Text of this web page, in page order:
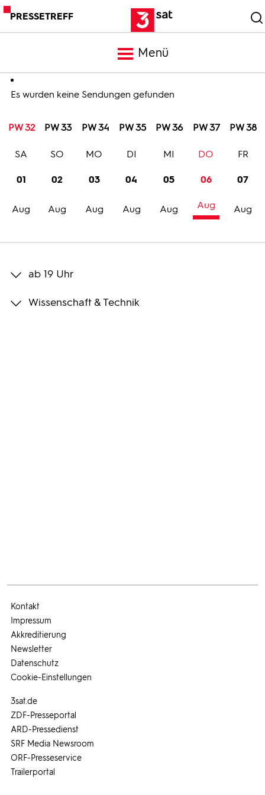
PRESSETREFF
Menü
Meldungen
Programm
Trailer
Bilder
Es wurden keine Sendungen gefunden
PW 32 PW 33 PW 34 PW 35 PW 36 PW 37 PW 38
01
Aug
SA
02
Aug
SO
03
Aug
MO
04
Aug
DI
05
Aug
MI
06
Aug
DO
07
Aug
FR
ab 19 Uhr
Wissenschaft & Technik
3sat.de
ZDF-Presseportal
ARD-Pressedienst
SRF Media Newsroom
ORF-Presseservice
Trailerportal
Kontakt
Impressum
Akkreditierung
Newsletter
Datenschutz
Cookie-Einstellungen